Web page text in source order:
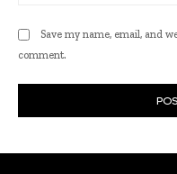
Save my name, email, and
comment.